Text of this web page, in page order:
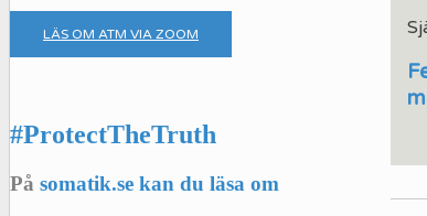
LÄS OM ATM VIA ZOOM
#ProtectTheTruth
På somatik.se kan du läsa om